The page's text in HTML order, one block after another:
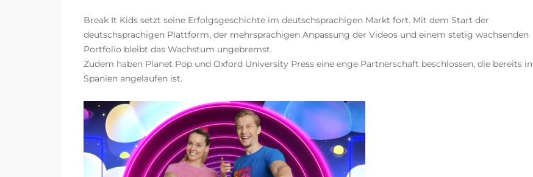
Break It Kids setzt seine Erfolgsgeschichte im deutschsprachigen Markt fort. Mit dem Start der
deutschsprachigen Plattform, der mehrsprachigen Anpassung der Videos und einem stetig wachsenden
Portfolio bleibt das Wachstum ungebremst.
Zudem haben Planet Pop und Oxford University Press eine enge Partnerschaft beschlossen, die bereits in
Spanien angelaufen ist.